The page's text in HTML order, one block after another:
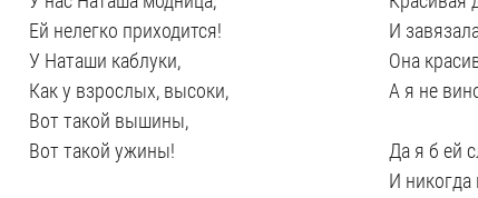
Ей нелегко приходится!
У Наташи каблуки,
Как у взрослых, высоки,
Вот такой вышины,
Вот такой ужины!
И
Она
А я не
Да я б ей
И никогда